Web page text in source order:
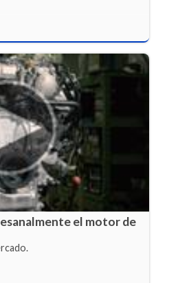
el motor de